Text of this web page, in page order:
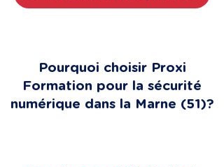
Pourquoi choisir Proxi
Formation pour la sécurité
numérique dans la Marne (51)?